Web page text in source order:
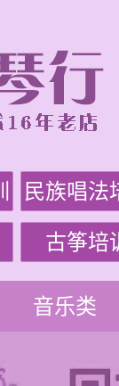
民族唱法
古筝培
音乐类